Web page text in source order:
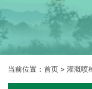
当前位置：首页 >灌溉喷